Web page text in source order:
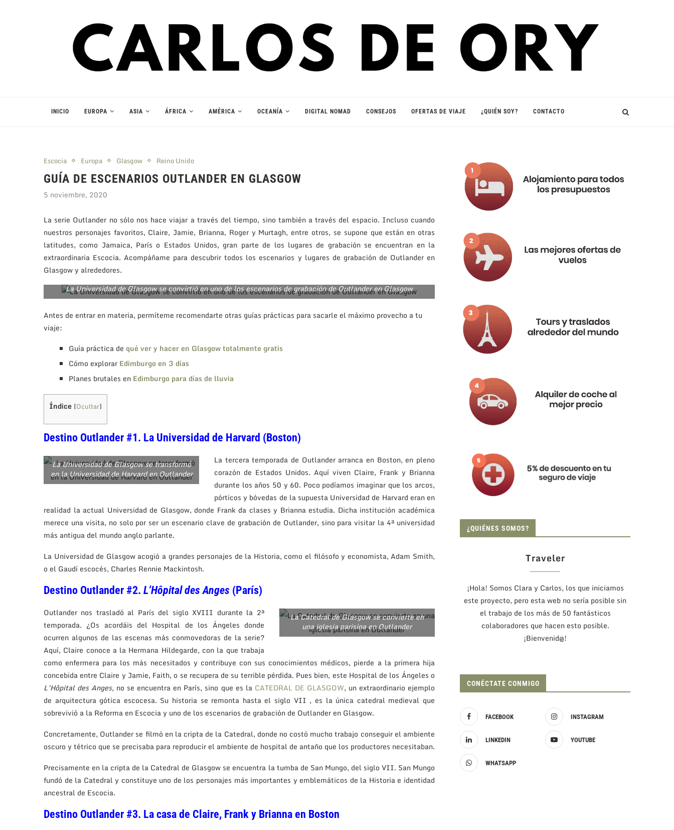
INICIO EUROPA ASIA ÁFRICA AMÉRICA OCEANÍA DIGITAL NOMAD CONSEJOS OFERTAS DE VIAJE ¿QUIÉN SOY? CONTACTO
Escocia Europa Glasgow Reino Unido
GUÍA DE ESCENARIOS OUTLANDER EN GLASGOW
5 noviembre, 2020
La serie Outlander no sólo nos hace viajar a través del tiempo, sino también a través del espacio. Incluso cuando
nuestros personajes favoritos, Claire, Jamie, Brianna, Roger y Murtagh, entre otros, se supone que están en otras
latitudes, como Jamaica, París o Estados Unidos, gran parte de los lugares de grabación se encuentran en la
extraordinaria Escocia. Acompáñame para descubrir todos los escenarios y lugares de grabación de Outlander en
Glasgow y alrededores.
La Universidad de Glasgow se convirtió en uno de los escenarios de grabación de Outlander en Glasgow
Antes de entrar en materia, permíteme recomendarte otras guías prácticas para sacarle el máximo provecho a tu
viaje:
Guía práctica de qué ver y hacer en Glasgow totalmente gratis
Cómo explorar Edimburgo en 3 días
Planes brutales en Edimburgo para días de lluvia
Índice [Ocultar]
Destino Outlander #1. La Universidad de Harvard (Boston)
La Universidad de Glasgow se transformó
en la Universidad de Harvard en Outlander
La tercera temporada de Outlander arranca en Boston, en pleno
corazón de Estados Unidos. Aquí viven Claire, Frank y Brianna
durante los años 50 y 60. Poco podíamos imaginar que los arcos,
pórticos y bóvedas de la supuesta Universidad de Harvard eran en
realidad la actual Universidad de Glasgow, donde Frank da clases y Brianna estudia. Dicha institución académica
merece una visita, no solo por ser un escenario clave de grabación de Outlander, sino para visitar la 4ª universidad
más antigua del mundo anglo parlante.
La Universidad de Glasgow acogió a grandes personajes de la Historia, como el filósofo y economista, Adam Smith,
o el Gaudí escocés, Charles Rennie Mackintosh.
Destino Outlander #2. L’Hôpital des Anges (París)
La Catedral de Glasgow se convierte en
una iglesia parisina en Outlander
Outlander nos trasladó al París del siglo XVIII durante la 2ª
temporada. ¿Os acordáis del Hospital de los Ángeles donde
ocurren algunos de las escenas más conmovedoras de la serie?
Aquí, Claire conoce a la Hermana Hildegarde, con la que trabaja
como enfermera para los más necesitados y contribuye con sus conocimientos médicos, pierde a la primera hija
concebida entre Claire y Jamie, Faith, o se recupera de su terrible pérdida. Pues bien, este Hospital de los Ángeles o
L’Hôpital des Anges, no se encuentra en París, sino que es la CATEDRAL DE GLASGOW, un extraordinario ejemplo
de arquitectura gótica escocesa. Su historia se remonta hasta el siglo VII , es la única catedral medieval que
sobrevivió a la Reforma en Escocia y uno de los escenarios de grabación de Outlander en Glasgow.
Concretamente, Outlander se filmó en la cripta de la Catedral, donde no costó mucho trabajo conseguir el ambiente
oscuro y tétrico que se precisaba para reproducir el ambiente de hospital de antaño que los productores necesitaban.
Precisamente en la cripta de la Catedral de Glasgow se encuentra la tumba de San Mungo, del siglo VII. San Mungo
fundó de la Catedral y constituye uno de los personajes más importantes y emblemáticos de la Historia e identidad
ancestral de Escocia.
Destino Outlander #3. La casa de Claire, Frank y Brianna en Boston
¿QUIÉNES SOMOS?
Traveler
¡Hola! Somos Clara y Carlos, los que iniciamos
este proyecto, pero esta web no sería posible sin
el trabajo de los más de 50 fantásticos
colaboradores que hacen esto posible.
¡Bienvenid@!
CONÉCTATE CONMIGO
FACEBOOK INSTAGRAM
LINKEDIN YOUTUBE
WHATSAPP